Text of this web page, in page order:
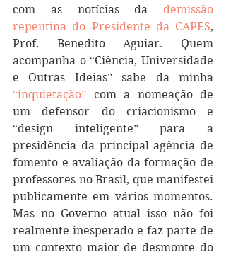
com as notícias da demissão
repentina do Presidente da CAPES,
Prof. Benedito Aguiar. Quem
acompanha o “Ciência, Universidade
“inquietação” com a nomeação de
um defensor do criacionismo e
“design inteligente” para a
presidência da principal agência de
fomento e avaliação da formação de
professores no Brasil, que manifestei
publicamente em vários momentos.
Mas no Governo atual isso não foi
realmente inesperado e faz parte de
um contexto maior de desmonte do